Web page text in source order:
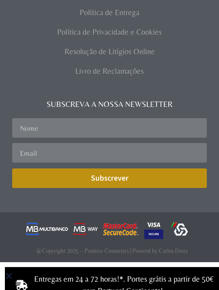
Política de Entrega
Política de Privacidade e Cookies
Resolução de Litígios Online
Livro de Reclamações
SUBSCREVA A NOSSA NEWSLETTER
Subscrever
@Copyright 2025 – Positive Cosmetics | Powerd by Carlos Diniz
Entregas em 24 a 72 horas!*. Portes grátis a partir de 50€